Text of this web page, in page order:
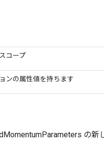
コープ
ンの属性値を持ちます
の新